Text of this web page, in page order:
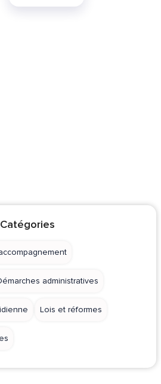
Catégories
administratives
Lois et réformes